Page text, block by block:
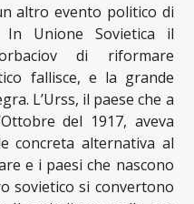
altro evento politico di
In Unione Sovietica il
di riformare
fallisce, e la grande
L’Urss, il paese che a
del 1917, aveva
concreta alternativa al
e i paesi che nascono
sovietico si convertono